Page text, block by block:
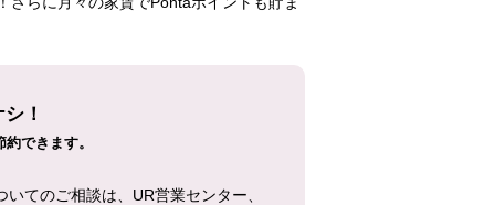
！
できます。
てのご相談は、UR営業センター、